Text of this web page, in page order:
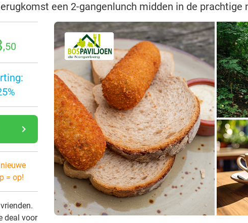
een 2-gangenlunch midden in de prachtige
,50
navigate_next
= op!
deal voor